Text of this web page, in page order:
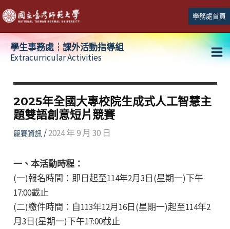
跳
至
主
學務處首頁
學生事務處┆課外活動指導組
Extracurricular Activities
2025年全國大專校院生成式人工智慧主
題雙語創意短片競賽
競賽資訊/2024 年 9 月 30 日
一、本活動時程：
(一)報名時間：即日起至114年2月3日(星期一)下午
17:00截止
(二)繳件時間：自113年12月16日(星期一)起至114年2
月3日(星期一)下午17:00截止